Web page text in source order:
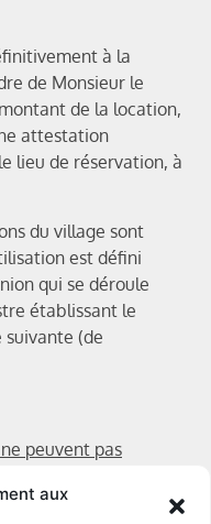
aux
à la
de Monsieur le
de la location,
attestation
lieu de réservation, à
du village sont
est défini
qui se déroule
établissant le
(de
peuvent pas